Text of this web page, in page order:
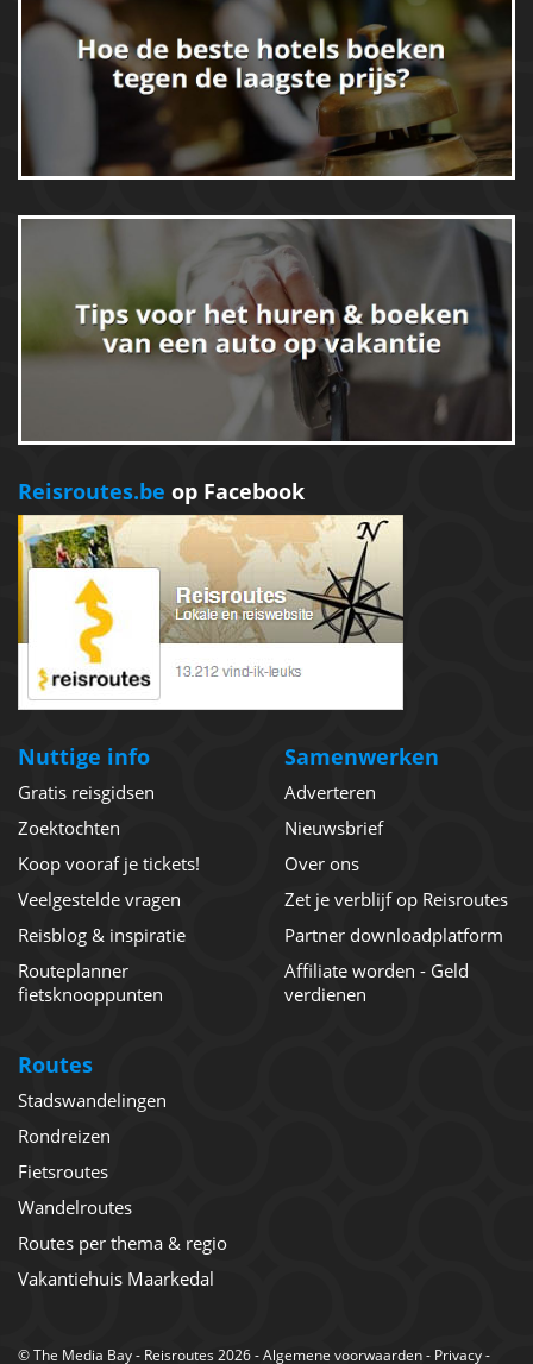
Reisroutes.be op Facebook
Nuttige info
Gratis reisgidsen
Zoektochten
Koop vooraf je tickets!
Veelgestelde vragen
Reisblog & inspiratie
Routeplanner
fietsknooppunten
Samenwerken
Adverteren
Nieuwsbrief
Over ons
Zet je verblijf op Reisroutes
Partner downloadplatform
Affiliate worden - Geld
verdienen
Routes
Stadswandelingen
Rondreizen
Fietsroutes
Wandelroutes
Routes per thema & regio
Vakantiehuis Maarkedal
©The Media Bay- Reisroutes 2026 -Algemene voorwaarden- Privacy-